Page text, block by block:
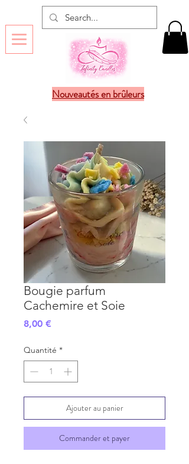
Nouveautés en brûleurs
Bougie parfum
Cachemire et Soie
8,00 €
Quantité *
Ajouter au panier
Commander et payer